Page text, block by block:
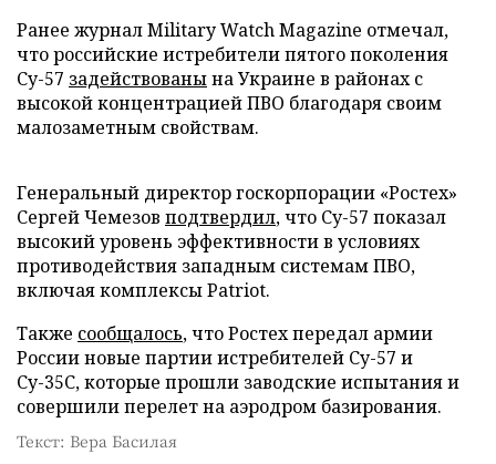
Ранее журнал Military Watch Magazine отмечал,
что российские истребители пятого поколения
Су-57 задействованына Украине в районах с
высокой концентрацией ПВО благодаря своим
малозаметным свойствам.
Генеральный директор госкорпорации «Ростех»
Сергей Чемезов подтвердил, что Су-57 показал
высокий уровень эффективности в условиях
противодействия западным системам ПВО,
включая комплексы Patriot.
Также сообщалось, что Ростех передал армии
России новые партии истребителей Су-57 и
Су-35С, которые прошли заводские испытания и
совершили перелет на аэродром базирования.
Текст: Вера Басилая